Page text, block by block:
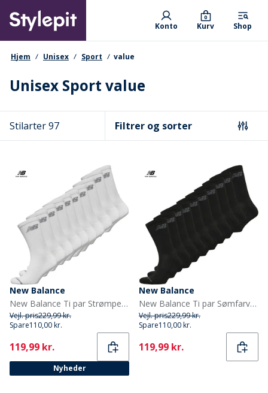
main
content
Primary departments
Konto Kurv
0
Shop
navigationssti
Hjem Unisex Sport value
Unisex Sport value
Stilarter 97 Filtrer og sorter
New Balance
New Balance Ti par Strømper med Polstring Hvid Crew
Vejl. pris229,99 kr.
Spare110,00 kr.
Current
119,99 kr.
Nyheder
New Balance
New Balance Ti par Sømfarvede Strømpebukser Sort
Vejl. pris229,99 kr.
Spare110,00 kr.
Current
119,99 kr.